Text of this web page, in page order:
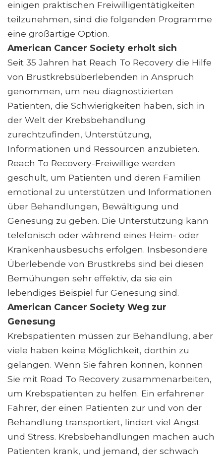
einigen praktischen Freiwilligentätigkeiten
teilzunehmen, sind die folgenden Programme
eine großartige Option.
American Cancer Society erholt sich
Seit 35 Jahren hat Reach To Recovery die Hilfe
von Brustkrebsüberlebenden in Anspruch
genommen, um neu diagnostizierten
Patienten, die Schwierigkeiten haben, sich in
der Welt der Krebsbehandlung
zurechtzufinden, Unterstützung,
Informationen und Ressourcen anzubieten.
Reach To Recovery-Freiwillige werden
geschult, um Patienten und deren Familien
emotional zu unterstützen und Informationen
über Behandlungen, Bewältigung und
Genesung zu geben. Die Unterstützung kann
telefonisch oder während eines Heim- oder
Krankenhausbesuchs erfolgen. Insbesondere
Überlebende von Brustkrebs sind bei diesen
Bemühungen sehr effektiv, da sie ein
lebendiges Beispiel für Genesung sind.
American Cancer Society Weg zur
Genesung
Krebspatienten müssen zur Behandlung, aber
viele haben keine Möglichkeit, dorthin zu
gelangen. Wenn Sie fahren können, können
Sie mit Road To Recovery zusammenarbeiten,
um Krebspatienten zu helfen. Ein erfahrener
Fahrer, der einen Patienten zur und von der
Behandlung transportiert, lindert viel Angst
und Stress. Krebsbehandlungen machen auch
Patienten krank, und jemand, der schwach